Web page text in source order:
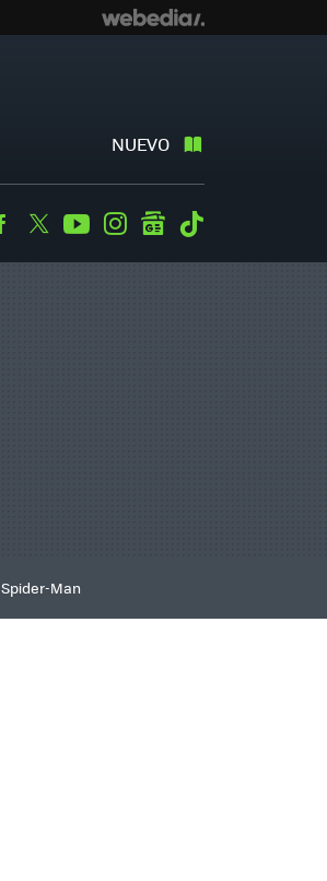
NUEVO
Facebook
TwitterYoutubeInstagramgooglenews
Spider-Man